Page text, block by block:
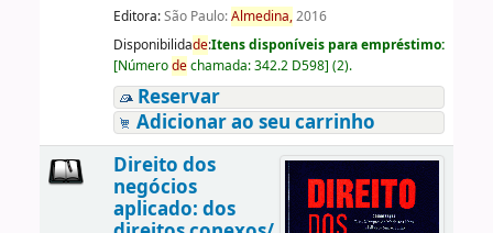
Editora:São Paulo:Almedina,2016
Disponibilidade:Itens disponíveis para empréstimo:
[Númerodechamada:342.2 D598] (2).
Reservar
Adicionar ao seu carrinho
Direito dos
negócios
aplicado: dos